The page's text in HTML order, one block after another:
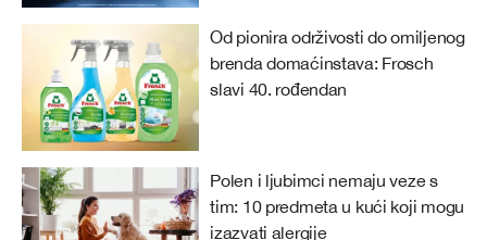
Od pionira održivosti do omiljenog
brenda domaćinstava: Frosch
slavi 40. rođendan
Polen i ljubimci nemaju veze s
tim: 10 predmeta u kući koji mogu
izazvati alergije